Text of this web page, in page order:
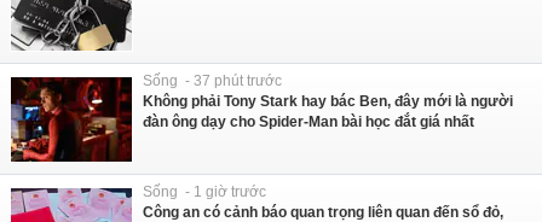
Sống - 37 phút trước
Không phải Tony Stark hay bác Ben, đây mới là người
đàn ông dạy cho Spider-Man bài học đắt giá nhất
Sống - 1 giờ trước
Công an có cảnh báo quan trọng liên quan đến sổ đỏ,